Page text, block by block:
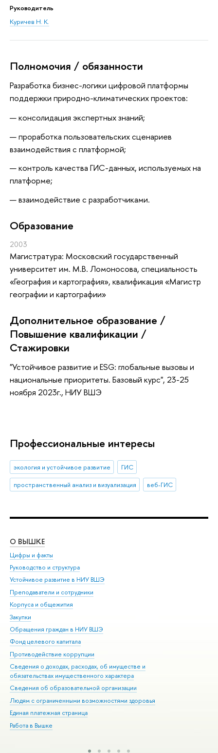
Руководитель
Куричев Н. К.
Полномочия / обязанности
Разработка бизнес-логики цифровой платформы
поддержки природно-климатических проектов:
консолидация экспертных знаний;
проработка пользовательских сценариев
взаимодействия с платформой;
контроль качества ГИС-данных, используемых на
платформе;
взаимодействие с разработчиками.
Oбразование
2003
Магистратура: Московский государственный
университет им. М.В. Ломоносова, специальность
«География и картография», квалификация «Магистр
географии и картографии»
Дополнительное образование /
Повышение квалификации /
Стажировки
"Устойчивое развитие и ESG: глобальные вызовы и
национальные приоритеты. Базовый курс", 23-25
ноября 2023г., НИУ ВШЭ
Профессиональные интересы
экология и устойчивое развитие
ГИС
пространственный анализ и визуализация
веб-ГИС
О ВЫШКЕ
Цифры и факты
Руководство и структура
Устойчивое развитие в НИУ ВШЭ
Преподаватели и сотрудники
Корпуса и общежития
Закупки
Обращения граждан в НИУ ВШЭ
Фонд целевого капитала
Противодействие коррупции
Сведения о доходах, расходах, об имуществе и
обязательствах имущественного характера
Сведения об образовательной организации
Людям с ограниченными возможностями здоровья
Единая платежная страница
Работа в Вышке